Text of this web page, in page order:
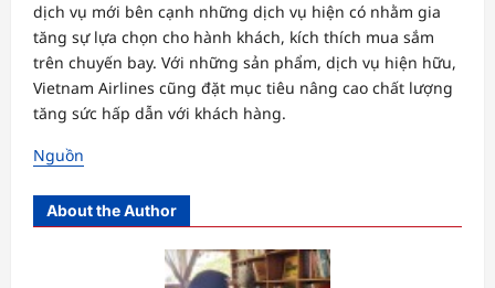
dịch vụ mới bên cạnh những dịch vụ hiện có nhằm gia
tăng sự lựa chọn cho hành khách, kích thích mua sắm
trên chuyến bay. Với những sản phẩm, dịch vụ hiện hữu,
Vietnam Airlines cũng đặt mục tiêu nâng cao chất lượng
tăng sức hấp dẫn với khách hàng.
Nguồn
About the Author